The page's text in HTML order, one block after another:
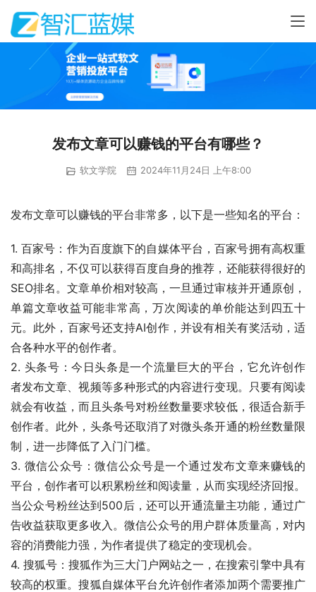
发布文章可以赚钱的平台有哪些？
软文学院 2024年11月24日 上午8:00
发布文章可以赚钱的平台非常多，以下是一些知名的平台：
1. 百家号：作为百度旗下的自媒体平台，百家号拥有高权重
和高排名，不仅可以获得百度自身的推荐，还能获得很好的
SEO排名。文章单价相对较高，一旦通过审核并开通原创，
单篇文章收益可能非常高，万次阅读的单价能达到四五十
元。此外，百家号还支持AI创作，并设有相关有奖活动，适
合各种水平的创作者。
2. 头条号：今日头条是一个流量巨大的平台，它允许创作
者发布文章、视频等多种形式的内容进行变现。只要有阅读
就会有收益，而且头条号对粉丝数量要求较低，很适合新手
创作者。此外，头条号还取消了对微头条开通的粉丝数量限
制，进一步降低了入门门槛。
3. 微信公众号：微信公众号是一个通过发布文章来赚钱的
平台，创作者可以积累粉丝和阅读量，从而实现经济回报。
当公众号粉丝达到500后，还可以开通流量主功能，通过广
告收益获取更多收入。微信公众号的用户群体质量高，对内
容的消费能力强，为作者提供了稳定的变现机会。
4. 搜狐号：搜狐作为三大门户网站之一，在搜索引擎中具有
较高的权重。搜狐自媒体平台允许创作者添加两个需要推广